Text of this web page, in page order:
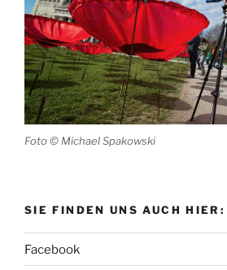
Foto © Michael Spakowski
SIE FINDEN UNS AUCH HIER:
Facebook